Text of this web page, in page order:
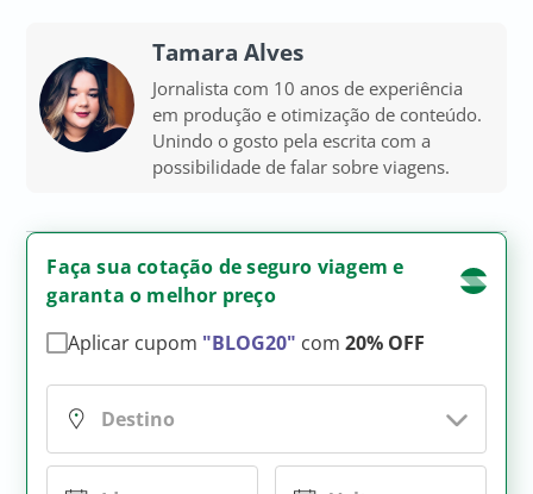
Tamara Alves
Jornalista com 10 anos de experiência
em produção e otimização de conteúdo.
Unindo o gosto pela escrita com a
possibilidade de falar sobre viagens.
Faça sua cotação de seguro viagem e
garanta o melhor preço
Aplicar cupom "BLOG20" com20% OFF